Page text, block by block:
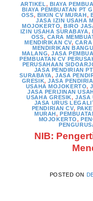
ARTIKEL, BIAYA
BIAYA PEMBUATAN PT
OSS, BIKIN CV MURAH,
JASA IZIN USAHA
MOJOKERTO,BIRO
IZIN USAHA SURABAYA,
OSS, CARA
MENDIRIKAN CV, CARA
MENDIRIKAN
MALANG,JASA
PEMBUATAN CV
PERUSAHAAN
JASA PENDIRIAN
SURABAYA,JASA
GRESIK,JASA
USAHA MOJOKERTO,
JASA PERIJINAN
USAHA GRESIK,JASA
JASA URUS
PENDIRIAN CV,
MURAH,
MOJOKERTO,
NIB:
POSTED ON